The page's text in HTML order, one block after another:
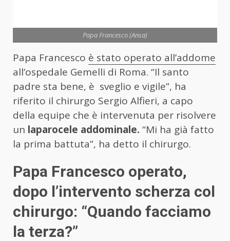
Papa Francesco (Ansa)
Papa Francesco è stato operato all’addome
all’ospedale Gemelli di Roma. “Il santo
padre sta bene, è sveglio e vigile”, ha
riferito il chirurgo Sergio Alfieri, a capo
della equipe che è intervenuta per risolvere
un laparocele addominale. “Mi ha già fatto
la prima battuta”, ha detto il chirurgo.
Papa Francesco operato,
dopo l’intervento scherza col
chirurgo: “Quando facciamo
la terza?”